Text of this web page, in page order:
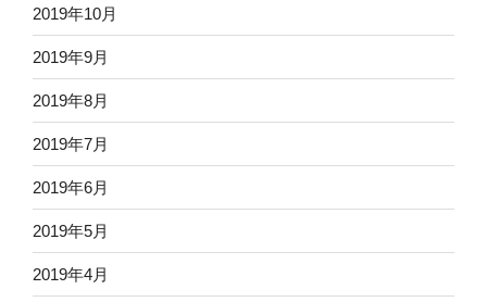
2019年10月
2019年9月
2019年8月
2019年7月
2019年6月
2019年5月
2019年4月